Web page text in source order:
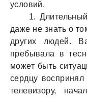
условий.
1.
даже не знать о
других людей.
пребывала в
может быть
сердцу
телевизору,